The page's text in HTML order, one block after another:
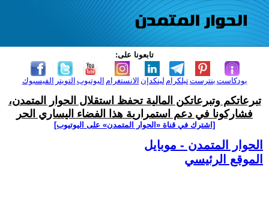
تابعونا على:
الفيسبوك التويتر اليوتيوب الانستغرام لينكدإن تيلكرامبنترست بودكاست
تبرعاتكم وتبرعاتكن المالية تحفظ استقلال الحوار المتمدن،
فشاركونا في دعم استمرارية هذا الفضاء اليساري الحر
[اشترك في قناة ‫«الحوار المتمدن» على اليوتيوب]
الحوار المتمدن - موبايل
الموقع الرئيسي